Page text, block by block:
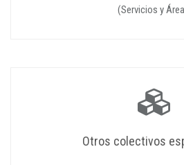
(Servicios y
Otros colectivos